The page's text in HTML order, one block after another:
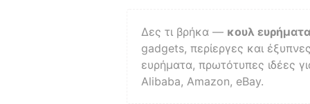
Δες τι βρήκα — κουλ ευρήματα
gadgets, περίεργες και
ευρήματα, πρωτότυπες ιδέες
Alibaba, Amazon, eBay.